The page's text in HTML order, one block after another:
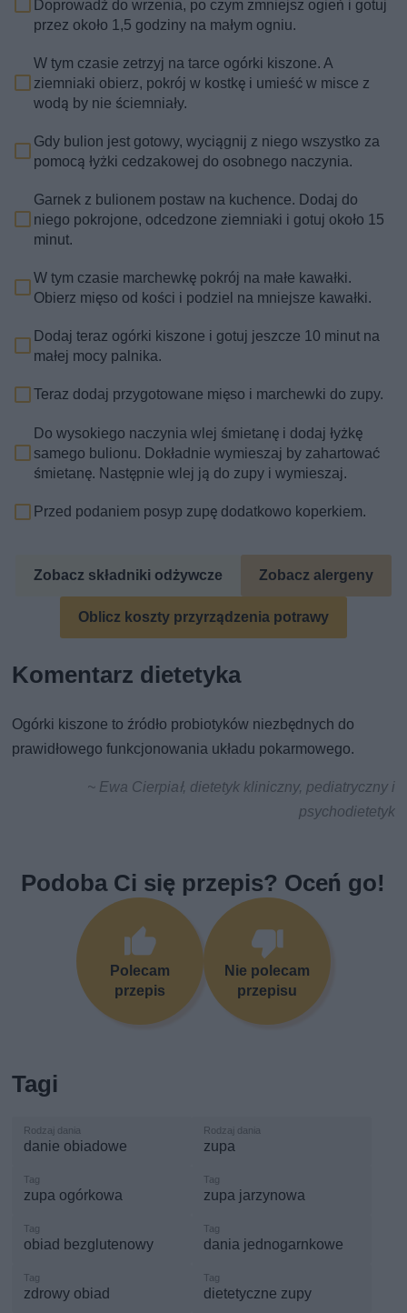
Doprowadź do wrzenia, po czym zmniejsz ogień i gotuj
przez około 1,5 godziny na małym ogniu.
W tym czasie zetrzyj na tarce ogórki kiszone. A
ziemniaki obierz, pokrój w kostkę i umieść w misce z
wodą by nie ściemniały.
Gdy bulion jest gotowy, wyciągnij z niego wszystko za
pomocą łyżki cedzakowej do osobnego naczynia.
Garnek z bulionem postaw na kuchence. Dodaj do
niego pokrojone, odcedzone ziemniaki i gotuj około 15
minut.
W tym czasie marchewkę pokrój na małe kawałki.
Obierz mięso od kości i podziel na mniejsze kawałki.
Dodaj teraz ogórki kiszone i gotuj jeszcze 10 minut na
małej mocy palnika.
Teraz dodaj przygotowane mięso i marchewki do zupy.
Do wysokiego naczynia wlej śmietanę i dodaj łyżkę
samego bulionu. Dokładnie wymieszaj by zahartować
śmietanę. Następnie wlej ją do zupy i wymieszaj.
Przed podaniem posyp zupę dodatkowo koperkiem.
Zobacz składniki odżywcze Zobacz alergeny
Oblicz koszty przyrządzenia potrawy
Komentarz dietetyka
Ogórki kiszone to źródło probiotyków niezbędnych do
prawidłowego funkcjonowania układu pokarmowego.
~ Ewa Cierpiał, dietetyk kliniczny, pediatryczny i
psychodietetyk
Podoba Ci się przepis? Oceń go!
Polecam
przepis
Nie polecam
przepisu
Tagi
danie obiadowe zupa
zupa ogórkowa zupa jarzynowa
obiad bezglutenowy dania jednogarnkowe
zdrowy obiad dietetyczne zupy